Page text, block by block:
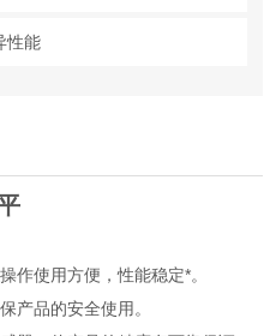
性能
作使用方便，性能稳定*。
产品的安全使用。